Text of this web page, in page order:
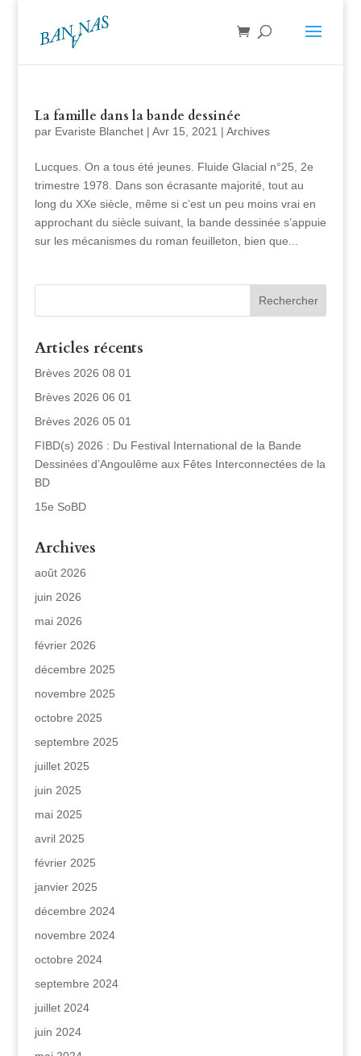
La famille dans la bande dessinée
par Evariste Blanchet| Avr 15, 2021 | Archives
Lucques. On a tous été jeunes. Fluide Glacial n°25, 2e
trimestre 1978. Dans son écrasante majorité, tout au
long du XXe siècle, même si c’est un peu moins vrai en
approchant du siècle suivant, la bande dessinée s’appuie
sur les mécanismes du roman feuilleton, bien que...
Articles récents
Brèves 2026 08 01
Brèves 2026 06 01
Brèves 2026 05 01
FIBD(s) 2026 : Du Festival International de la Bande
Dessinées d’Angoulême aux Fêtes Interconnectées de la
BD
15e SoBD
Archives
août 2026
juin 2026
mai 2026
février 2026
décembre 2025
novembre 2025
octobre 2025
septembre 2025
juillet 2025
juin 2025
mai 2025
avril 2025
février 2025
janvier 2025
décembre 2024
novembre 2024
octobre 2024
septembre 2024
juillet 2024
juin 2024